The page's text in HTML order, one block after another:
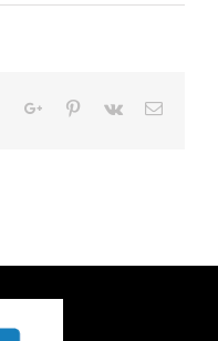
TumblrGoogle+Pinterest
Vk Email